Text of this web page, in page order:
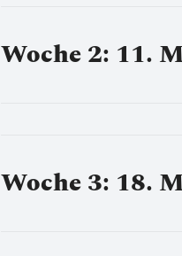
Woche 2: 11.
Woche 3: 18.